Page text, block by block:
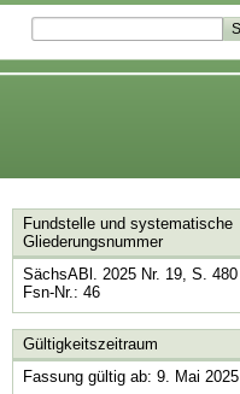
Fundstelle und systematische
Gliederungsnummer
SächsABl. 2025 Nr. 19, S. 480
Fsn-Nr.: 46
Gültigkeitszeitraum
Fassung gültig ab: 9. Mai 2025